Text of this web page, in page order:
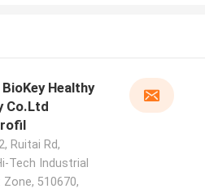
Healthy
Co.Ltd
Ruitai Rd,
Tech Industrial
510670,